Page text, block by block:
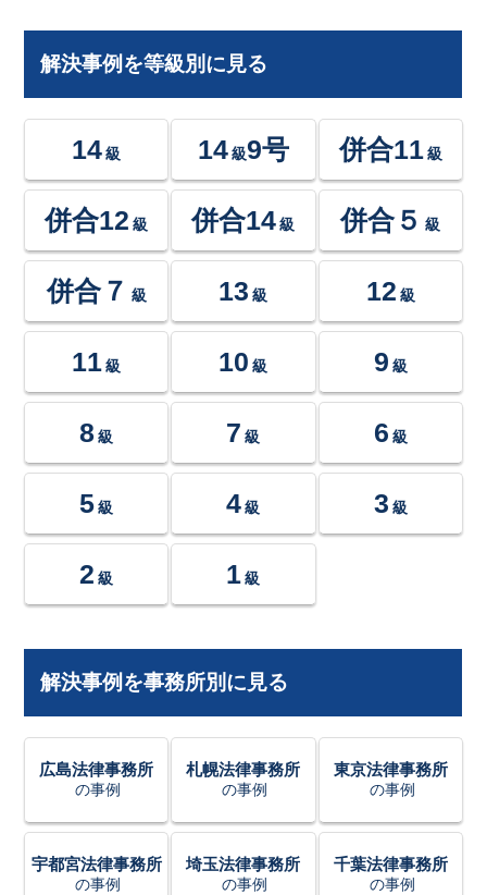
解決事例を等級別に見る
14 級 14級9号 併合11 級
併合12 級 併合14 級 併合５ 級
併合７ 級 13 級 12 級
11 級 10 級 9 級
8 級 7 級 6 級
5 級 4 級 3 級
2 級 1 級
解決事例を事務所別に見る
広島法律事務所
の事例
札幌法律事務所
の事例
東京法律事務所
の事例
宇都宮法律事務所
の事例
埼玉法律事務所
の事例
千葉法律事務所
の事例